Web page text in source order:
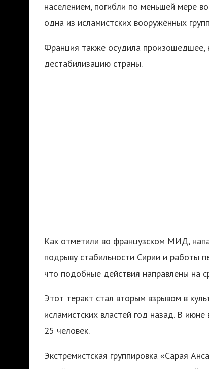
населением, погибли по меньшей мере
одна из исламистских вооружённых
Франция также осудила произошедшее,
дестабилизацию страны.
Как отметили во французском МИД,
подрыву стабильности Сирии и работы
что подобные действия направлены на
Этот теракт стал вторым взрывом в
исламистских властей год назад. В
25 человек.
Экстремистская группировка «Сарая